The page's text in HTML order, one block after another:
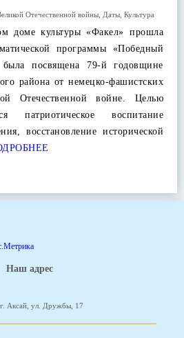
Отечественной войны Даты Культура
доме культуры «Факел» прошла
программы «Победный
была посвящена 79-й годовщине
района от немецко-фашистских
Отечественной войне. Целью
патриотическое воспитание
восстановление исторической
Наш адрес
г. Аксай, ул. Дружбы, 17